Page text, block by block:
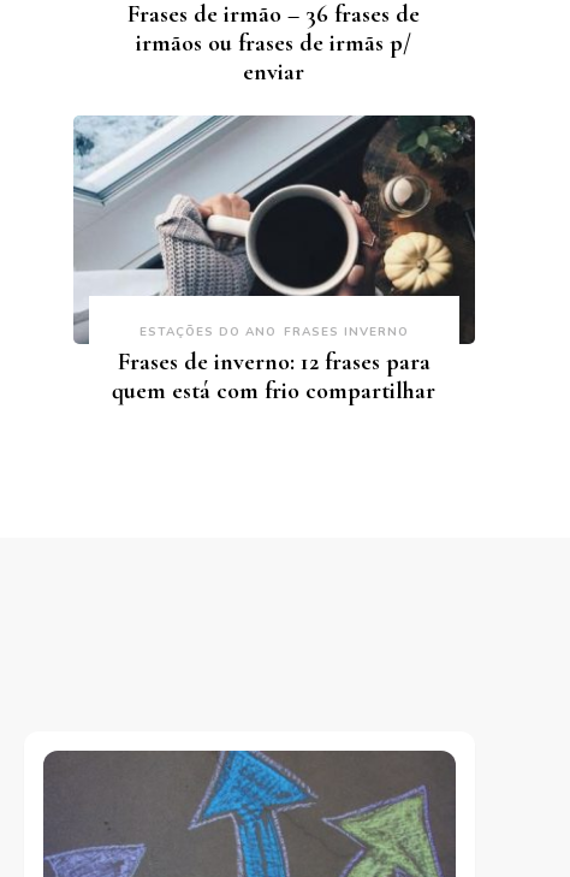
Frases de irmão – 36 frases de
irmãos ou frases de irmãs p/
enviar
ESTAÇÕES DO ANO FRASES INVERNO
Frases de inverno: 12 frases para
quem está com frio compartilhar